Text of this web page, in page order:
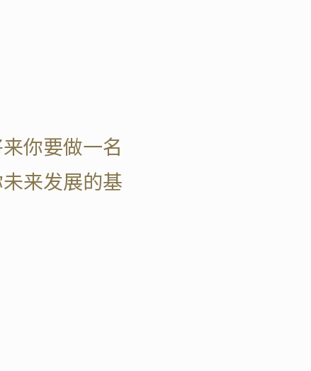
你要做一名
来发展的基